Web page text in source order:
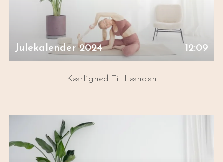
Julekalender 2024 12:09
Kærlighed Til Lænden